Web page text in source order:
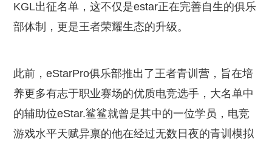
KGL出征名单，这不仅是estar正在完善自生的俱乐
部体制，更是王者荣耀生态的升级。
此前，eStarPro俱乐部推出了王者青训营，旨在培
养更多有志于职业赛场的优质电竞选手，大名单中
的辅助位eStar.鲨鲨就曾是其中的一位学员，电竞
游戏水平天赋异禀的他在经过无数日夜的青训模拟